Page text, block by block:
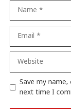
Save my
next time I